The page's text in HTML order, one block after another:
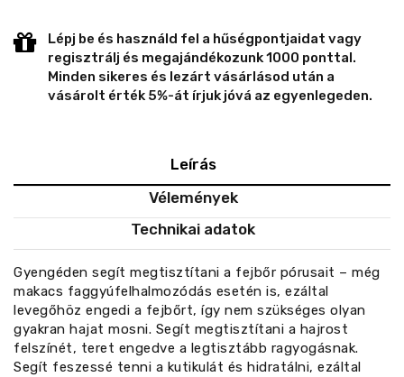
Lépj be és használd fel a hűségpontjaidat vagy
regisztrálj és megajándékozunk 1000 ponttal.
Minden sikeres és lezárt vásárlásod után a
vásárolt érték 5%-át írjuk jóvá az egyenlegeden.
Leírás
Vélemények
Technikai adatok
Gyengéden segít megtisztítani a fejbőr pórusait – még
makacs faggyúfelhalmozódás esetén is, ezáltal
levegőhöz engedi a fejbőrt, így nem szükséges olyan
gyakran hajat mosni. Segít megtisztítani a hajrost
felszínét, teret engedve a legtisztább ragyogásnak.
Segít feszessé tenni a kutikulát és hidratálni, ezáltal